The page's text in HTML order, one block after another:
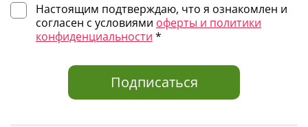
получайте книги для детей с доставкой по всей России.
Настоящим подтверждаю, что я ознакомлен и
согласен с условиями оферты и политики
конфиденциальности *
Подписаться